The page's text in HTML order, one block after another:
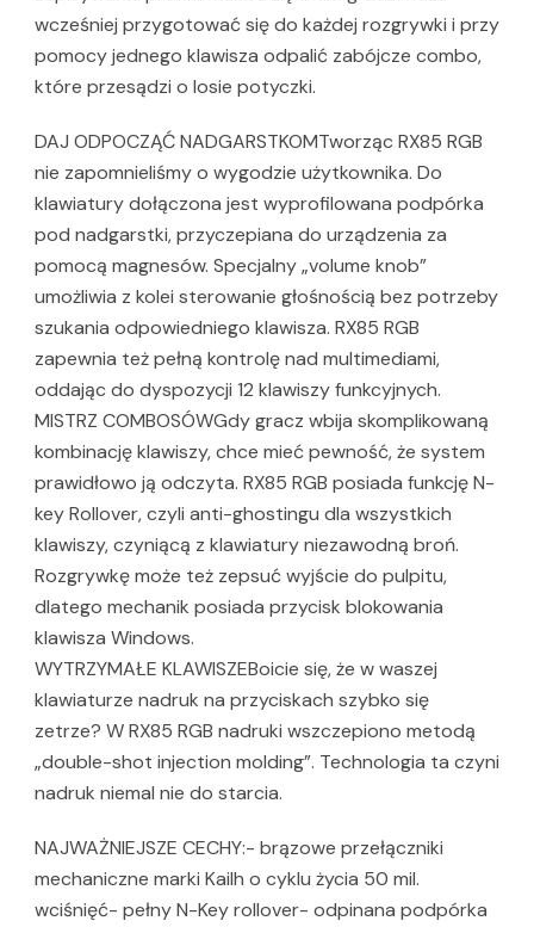
wcześniej przygotować się do każdej rozgrywki i przy
pomocy jednego klawisza odpalić zabójcze combo,
które przesądzi o losie potyczki.
DAJ ODPOCZĄĆ NADGARSTKOMTworząc RX85 RGB
nie zapomnieliśmy o wygodzie użytkownika. Do
klawiatury dołączona jest wyprofilowana podpórka
pod nadgarstki, przyczepiana do urządzenia za
pomocą magnesów. Specjalny „volume knob”
umożliwia z kolei sterowanie głośnością bez potrzeby
szukania odpowiedniego klawisza. RX85 RGB
zapewnia też pełną kontrolę nad multimediami,
oddając do dyspozycji 12 klawiszy funkcyjnych.
MISTRZ COMBOSÓWGdy gracz wbija skomplikowaną
kombinację klawiszy, chce mieć pewność, że system
prawidłowo ją odczyta. RX85 RGB posiada funkcję N-
key Rollover, czyli anti-ghostingu dla wszystkich
klawiszy, czyniącą z klawiatury niezawodną broń.
Rozgrywkę może też zepsuć wyjście do pulpitu,
dlatego mechanik posiada przycisk blokowania
klawisza Windows.
WYTRZYMAŁE KLAWISZEBoicie się, że w waszej
klawiaturze nadruk na przyciskach szybko się
zetrze? W RX85 RGB nadruki wszczepiono metodą
„double-shot injection molding”. Technologia ta czyni
nadruk niemal nie do starcia.
NAJWAŻNIEJSZE CECHY:- brązowe przełączniki
mechaniczne marki Kailh o cyklu życia 50 mil.
wciśnięć- pełny N-Key rollover- odpinana podpórka